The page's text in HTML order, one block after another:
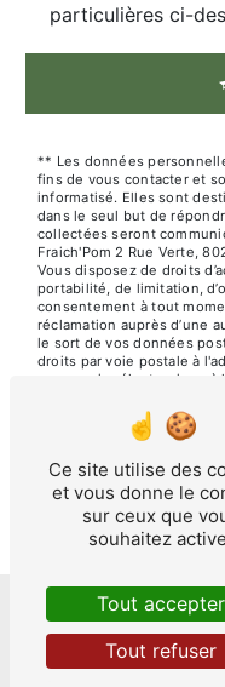
particulières ci-
** Les données
fins de vous contacter et
informatisé. Elles sont
dans le seul but de
collectées seront
Fraich'Pom 2 Rue Verte,
Vous disposez de droits
portabilité, de limitation,
consentement à tout
réclamation auprès d’une
le sort de vos données
droits par voie postale à
par courrier électronique
justificatif d'identité
vos données pendant la
durée de prescription
contentieux. Vous avez le
d'opposition au
adresse: Bloctel.gouv.fr .
-
Ce site utilise des
et vous donne le
sur ceux que
souhaitez
Tout accepter
Tout refuser